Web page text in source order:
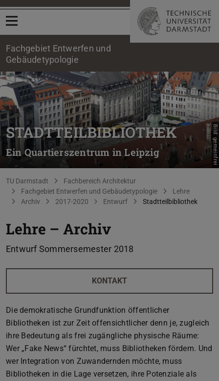
Menü öffnen
Fachgebiet Entwerfen und
Gebäudetypologie
STADTTEILBIBLIOTHEK
Ein Quartierszentrum in Leipzig Bild: gemeinfrei
Sie befinden sich hier:
TU Darmstadt
Fachbereich Architektur
Fachgebiet Entwerfen und Gebäudetypologie
Lehre
Archiv
2017-2020 Entwurf Stadtteilbibliothek
Lehre – Archiv
Entwurf Sommersemester 2018
KONTAKT
Die demokratische Grundfunktion öffentlicher
Bibliotheken ist zur Zeit offensichtlicher denn je, zugleich
ihre Bedeutung als frei zugängliche physische Räume:
Wer „Fake News“ fürchtet, muss Bibliotheken fördern. Und
wer Integration von Zuwandernden möchte, muss
Bibliotheken in die Lage versetzen, ihre Potenziale als